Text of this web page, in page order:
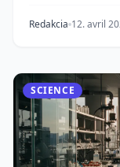
Redakcia 12. avril
SCIENCE